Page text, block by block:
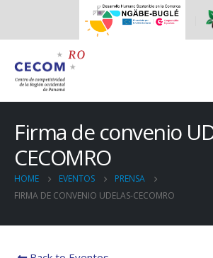
Firma de convenio
CECOMRO
HOME EVENTOS
PRENSA
FIRMA DE CONVENIO UDELAS-CECOMRO